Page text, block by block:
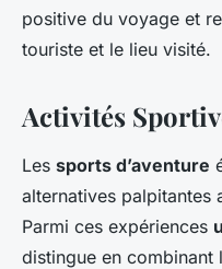
positive du voyage et
touriste et le lieu visité.
Activités
Les sports d’aventure
alternatives palpitantes
Parmi ces expériences
distingue en combinant